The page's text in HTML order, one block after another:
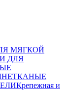
МЯГКОЙ
ДЛЯ
НЕТКАНЫЕ
Крепежная и